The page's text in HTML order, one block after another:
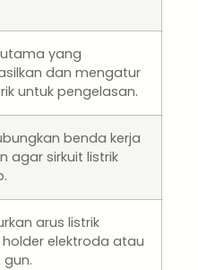
yang
dan mengatur
untuk pengelasan.
benda kerja
agar sirkuit listrik
arus listrik
elektroda atau
gun.